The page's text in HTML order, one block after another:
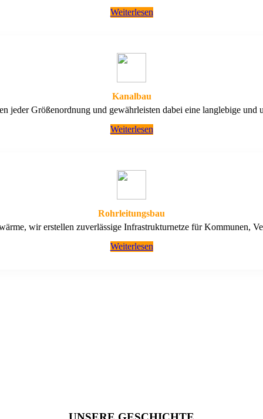
Weiterlesen
Kanalbau
jeder Größenordnung und gewährleisten dabei eine langlebige und
Weiterlesen
Rohrleitungsbau
wir erstellen zuverlässige Infrastrukturnetze für Kommunen,
Weiterlesen